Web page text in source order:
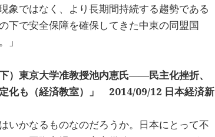
象ではなく、より長期間持続する趨勢である
下で安全保障を確保してきた中東の同盟国
」
）東京大学准教授池内恵氏――民主化挫折、
化も（経済教室）」 2014/09/12 日本経済新
いかなるものなのだろうか。日本にとって不